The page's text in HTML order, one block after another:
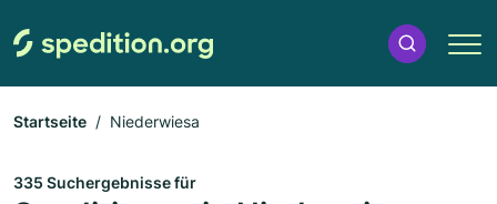
Startseite Niederwiesa
335 Suchergebnisse für